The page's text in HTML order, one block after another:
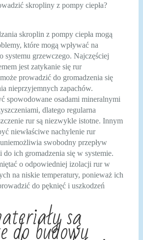
skropliny z pompy ciepła?
skroplin z pompy ciepła mogą
które mogą wpływać na
systemu grzewczego. Najczęściej
jest zatykanie się rur
prowadzić do gromadzenia się
nieprzyjemnych zapachów.
spowodowane osadami mineralnymi
dlatego regularna
rur są niezwykle istotne. Innym
niewłaściwe nachylenie rur
swobodny przepływ
ich gromadzenia się w systemie.
o odpowiedniej izolacji rur w
na niskie temperatury, ponieważ ich
do pęknięć i uszkodzeń
są
do budowy